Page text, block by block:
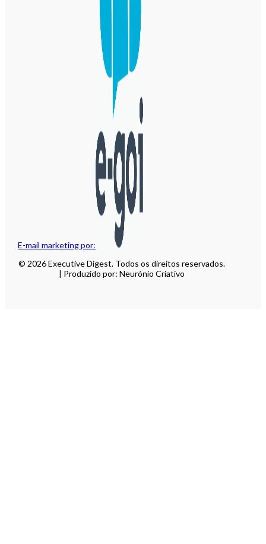
E-mail marketing por:
© 2026 Executive Digest. Todos os direitos reservados.
| Produzido por: Neurónio Criativo